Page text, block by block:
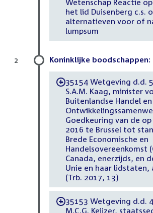
Wetenschap Reactie
het lid Duisenberg c.s.
alternatieven voor of
lumpsum
Koninklijke boodschappen:
-35154 Wetgeving d.d.
S.A.M. Kaag, minister
Buitenlandse Handel en
Goedkeuring van de
2016 te Brussel tot
Brede Economische en
Handelsovereenkomst
Canada, enerzijds, en
Unie en haar lidstaten,
(Trb. 2017, 13)
-35153 Wetgeving d.d.
M.C.G. Keijzer,
2